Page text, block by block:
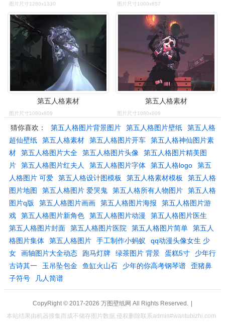
图片尺寸1280x1330 图片尺寸1000x857
第五人格素材
图片尺寸1080x809
第五人格素材
图片尺寸1080x809
猜你喜欢： 第五人格图片背景图片 第五人格图片壁纸
第五人格
超仙壁纸
第五人格素材 第五人格图片开车
第五人格神仙图片素
材
第五人格图片大全 第五人格图片头像
第五人格图片精美图
片
第五人格图片红夫人 第五人格图片字体 第五人格logo
第五
人格图片 可爱
第五人格设计图模板 第五人格素材模板
第五人格
图片地图
第五人格图片 爱哭鬼 第五人格所有人物图片
第五人格
图片q版
第五人格图片画画 第五人格图片海报
第五人格图片游
戏
第五人格图片新角色 第五人格图片动漫
第五人格图片医生
第五人格图片封面
第五人格图片医院 第五人格图片简单
第五人
格图片集体
第五人格图片 手工制作小蚂蚁
qq动漫头像女生 少
女
画轴图片大全动态 跑马灯牌 绿茶图片 背景 蛋糕5寸
少年行
古诗其一
玉吊坠包金 鱼缸火山石 少年的你高考钢琴谱
歪猪鼻
子符号
几人简谱
CopyRight © 2017-2026 万图壁纸网 All Rights Reserved.
|
本站结果由机器搜集而成不储存图片数据,侵权删除联系admin#wantubizhi.com